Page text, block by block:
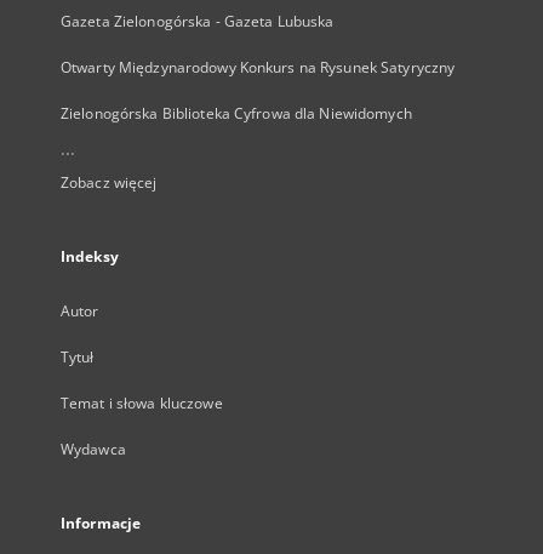
Gazeta Zielonogórska - Gazeta Lubuska
Otwarty Międzynarodowy Konkurs na Rysunek Satyryczny
Zielonogórska Biblioteka Cyfrowa dla Niewidomych
...
Zobacz więcej
Indeksy
Autor
Tytuł
Temat i słowa kluczowe
Wydawca
Informacje